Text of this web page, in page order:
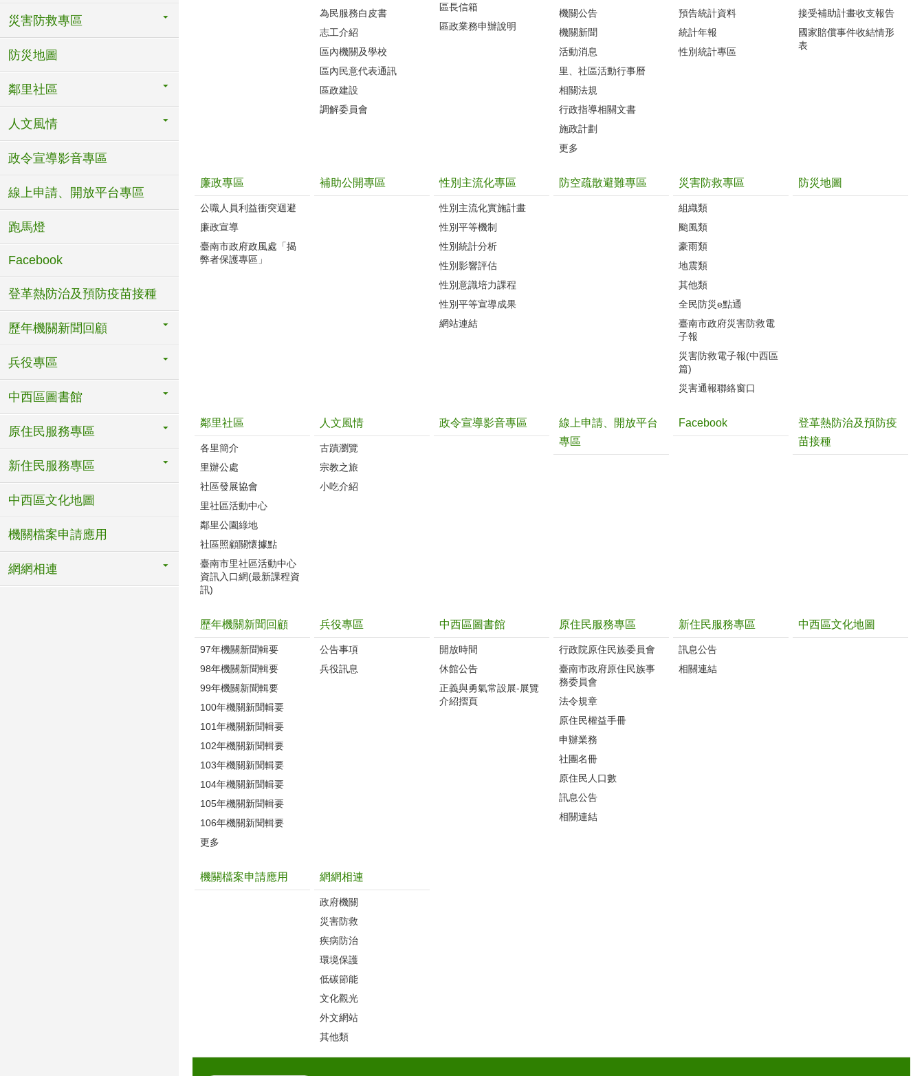
災害防救專區
防災地圖
鄰里社區
人文風情
政令宣導影音專區
線上申請、開放平台專區
跑馬燈
Facebook
登革熱防治及預防疫苗接種
歷年機關新聞回顧
兵役專區
中西區圖書館
原住民服務專區
新住民服務專區
中西區文化地圖
機關檔案申請應用
網網相連
為民服務白皮書
志工介紹
區內機關及學校
區內民意代表通訊
區政建設
調解委員會
區長信箱
區政業務申辦說明
機關公告
機關新聞
活動消息
里、社區活動行事曆
相關法規
行政指導相關文書
施政計劃
更多
預告統計資料
統計年報
性別統計專區
接受補助計畫收支報告
國家賠償事件收結情形
表
廉政專區
公職人員利益衝突迴避
廉政宣導
臺南市政府政風處「揭
弊者保護專區」
補助公開專區 性別主流化專區
性別主流化實施計畫
性別平等機制
性別統計分析
性別影響評估
性別意識培力課程
性別平等宣導成果
網站連結
防空疏散避難專區 災害防救專區
組織類
颱風類
豪雨類
地震類
其他類
全民防災e點通
臺南市政府災害防救電
子報
災害防救電子報(中西區
篇)
災害通報聯絡窗口
防災地圖
鄰里社區
各里簡介
里辦公處
社區發展協會
里社區活動中心
鄰里公園綠地
社區照顧關懷據點
臺南市里社區活動中心
資訊入口網(最新課程資
訊)
人文風情
古蹟瀏覽
宗教之旅
小吃介紹
政令宣導影音專區
線上申請、開放平台
專區
Facebook
登革熱防治及預防疫
苗接種
歷年機關新聞回顧
97年機關新聞輯要
98年機關新聞輯要
99年機關新聞輯要
100年機關新聞輯要
101年機關新聞輯要
102年機關新聞輯要
103年機關新聞輯要
104年機關新聞輯要
105年機關新聞輯要
106年機關新聞輯要
更多
兵役專區
公告事項
兵役訊息
中西區圖書館
開放時間
休館公告
正義與勇氣常設展-展覽
介紹摺頁
原住民服務專區
行政院原住民族委員會
臺南市政府原住民族事
務委員會
法令規章
原住民權益手冊
申辦業務
社團名冊
原住民人口數
訊息公告
相關連結
新住民服務專區
訊息公告
相關連結
中西區文化地圖
機關檔案申請應用 網網相連
政府機關
災害防救
疾病防治
環境保護
低碳節能
文化觀光
外文網站
其他類